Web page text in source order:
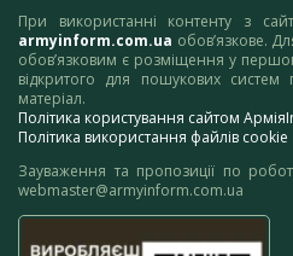
При використанні контенту з
armyinform.com.ua обов’язкове.
обов’язковим є розміщення у
відкритого для пошукових систем
матеріал.
Політика користування сайтом
Політика використання файлів cookie
Зауваження та пропозиції по
webmaster@armyinform.com.ua